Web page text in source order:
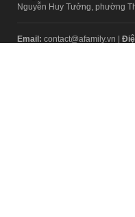
Nguyễn Huy Tưởng, phường
Email: contact@afamily.vn |